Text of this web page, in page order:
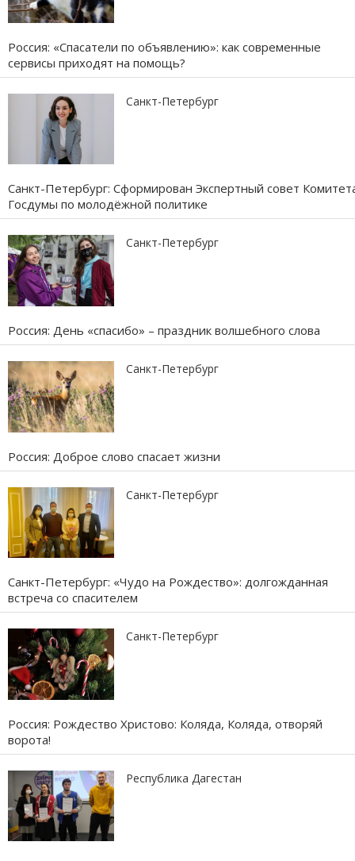
Россия: «Спасатели по объявлению»: как современные
сервисы приходят на помощь?
Санкт-Петербург
Санкт-Петербург: Сформирован Экспертный совет
Госдумы по молодёжной политике
Санкт-Петербург
Россия: День «спасибо» – праздник волшебного слова
Санкт-Петербург
Россия: Доброе слово спасает жизни
Санкт-Петербург
Санкт-Петербург: «Чудо на Рождество»: долгожданная
встреча со спасителем
Санкт-Петербург
Россия: Рождество Христово: Коляда, Коляда, отворяй
ворота!
Республика Дагестан